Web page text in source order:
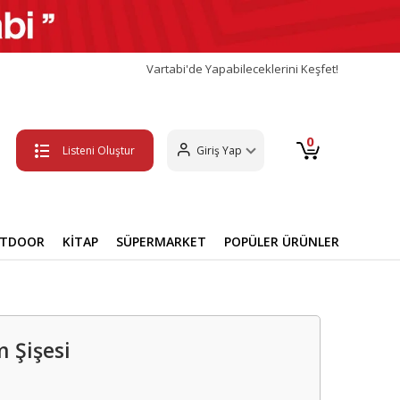
Vartabi'de Yapabileceklerini Keşfet!
Listeni Oluştur Giriş Yap 0
KİTAP SÜPERMARKET POPÜLER ÜRÜNLER
Şişesi